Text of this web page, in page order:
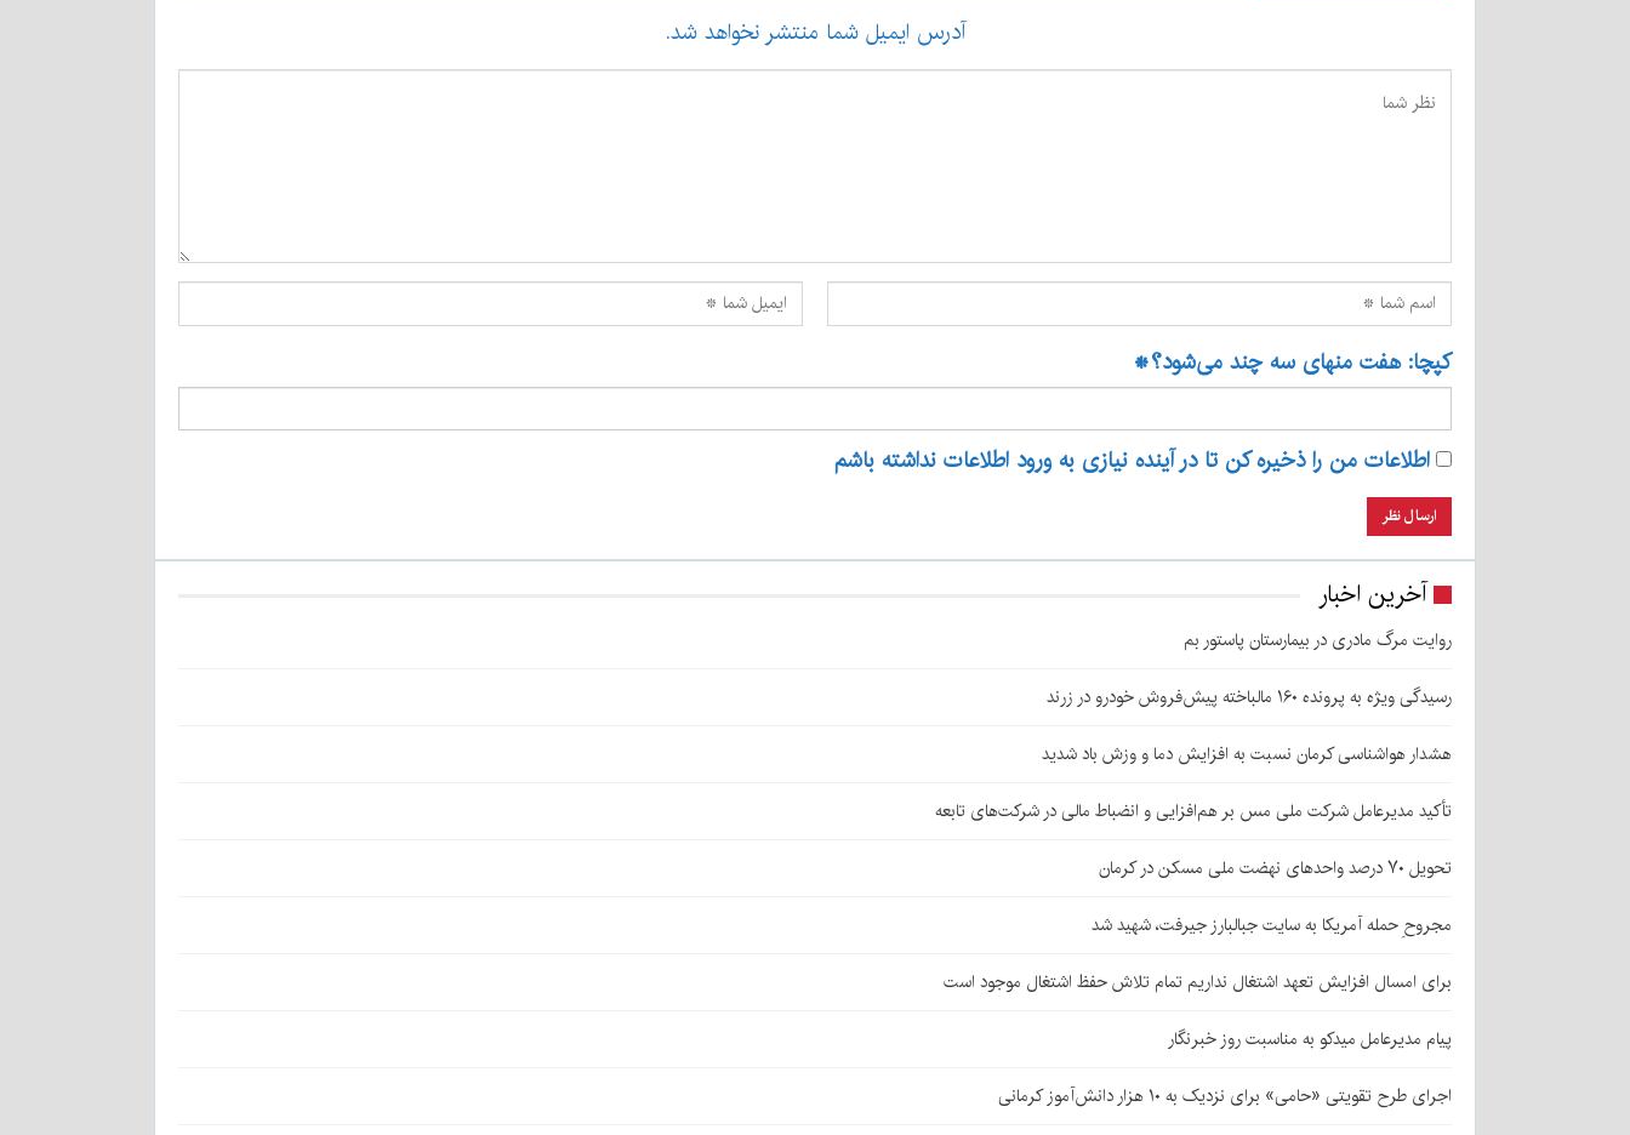
آدرس ایمیل شما منتشر نخواهد شد.
کپچا: هفت منهای سه چند می‌شود؟*
اطلاعات من را ذخیره کن تا در آینده نیازی به ورود اطلاعات نداشته باشم
آخرین اخبار
روایت مرگ مادری در بیمارستان پاستور بم
رسیدگی ویژه به پرونده ۱۶۰ مالباخته پیش‌فروش خودرو در زرند
هشدار هواشناسی کرمان نسبت به افزایش دما و وزش باد شدید
تأکید مدیرعامل شرکت ملی مس بر هم‌افزایی و انضباط مالی در شرکت‌های تابعه
تحویل ۷۰ درصد واحدهای نهضت ملی مسکن در کرمان
مجروحِ حمله آمریکا به سایت جبالبارز جیرفت، شهید شد
برای امسال افزایش تعهد اشتغال نداریم تمام تلاش حفظ اشتغال موجود است
پیام مدیرعامل میدکو به مناسبت روز خبرنگار
اجرای طرح تقویتی «حامی» برای نزدیک به ۱۰ هزار دانش‌آموز کرمانی